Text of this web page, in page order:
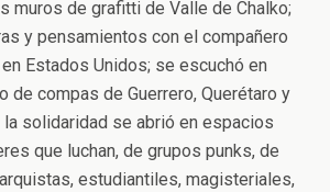
muros de grafitti de Valle de Chalko;
y pensamientos con el compañero
Estados Unidos; se escuchó en
de compas de Guerrero, Querétaro y
la solidaridad se abrió en espacios
que luchan, de grupos punks, de
estudiantiles, magisteriales,